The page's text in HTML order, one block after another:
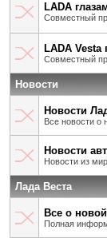
LADA
Совместный
LADA Vesta
Совместный
Новости
Новости
Все новости о
Новости
Новости из
Лада Веста
Все о
Полная